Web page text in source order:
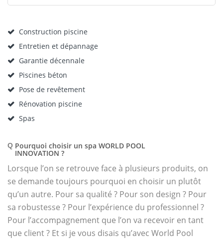
Construction piscine
Entretien et dépannage
Garantie décennale
Piscines béton
Pose de revêtement
Rénovation piscine
Spas
Q Pourquoi choisir un spa WORLD POOL
INNOVATION ?
Lorsque l’on se retrouve face à plusieurs produits, on
se demande toujours pourquoi en choisir un plutôt
qu’un autre. Pour sa qualité ? Pour son design ? Pour
sa robustesse ? Pour l’expérience du professionnel ?
Pour l’accompagnement que l’on va recevoir en tant
que client ? Et si je vous disais qu’avec World Pool